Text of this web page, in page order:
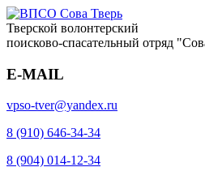
Тверской волонтерский
поисково-спасательный отряд
E-MAIL
vpso-tver@yandex.ru
8 (910) 646-34-34
8 (904) 014-12-34